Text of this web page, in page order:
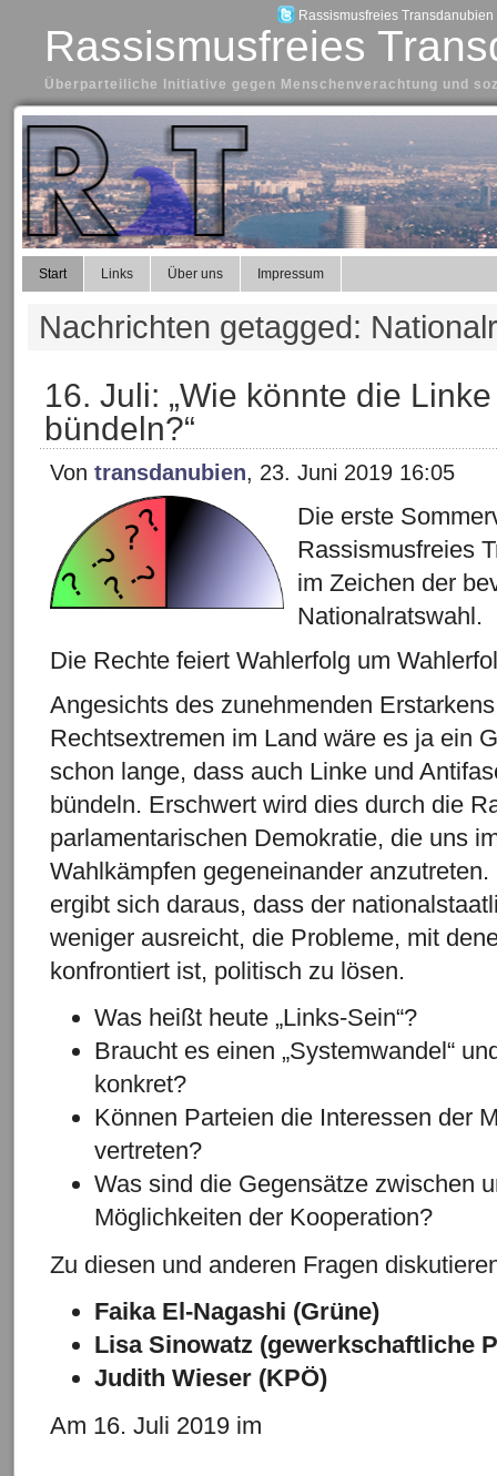
Rassismusfreies Transdanubien
Rassismusfreies
Überparteiliche Initiative gegen Menschenverachtung und
Start Links Über uns Impressum
Nachrichten getagged:
16. Juli: „Wie könnte die
bündeln?“
Von transdanubien, 23. Juni 2019 16:05
Die erste
Rassismusfreies
im Zeichen der
Nationalratswahl.
Die Rechte feiert Wahlerfolg um
Angesichts des zunehmenden
Rechtsextremen im Land wäre es ja ein
schon lange, dass auch Linke und
bündeln. Erschwert wird dies durch die
parlamentarischen Demokratie, die uns
Wahlkämpfen gegeneinander
ergibt sich daraus, dass der
weniger ausreicht, die Probleme, mit
konfrontiert ist, politisch zu lösen.
Was heißt heute „Links-Sein“?
Braucht es einen „Systemwandel“
konkret?
Können Parteien die Interessen der
vertreten?
Was sind die Gegensätze zwischen
Möglichkeiten der Kooperation?
Zu diesen und anderen Fragen
Faika El-Nagashi (Grüne)
Lisa Sinowatz (gewerkschaftliche
Judith Wieser (KPÖ)
Am 16. Juli 2019 im